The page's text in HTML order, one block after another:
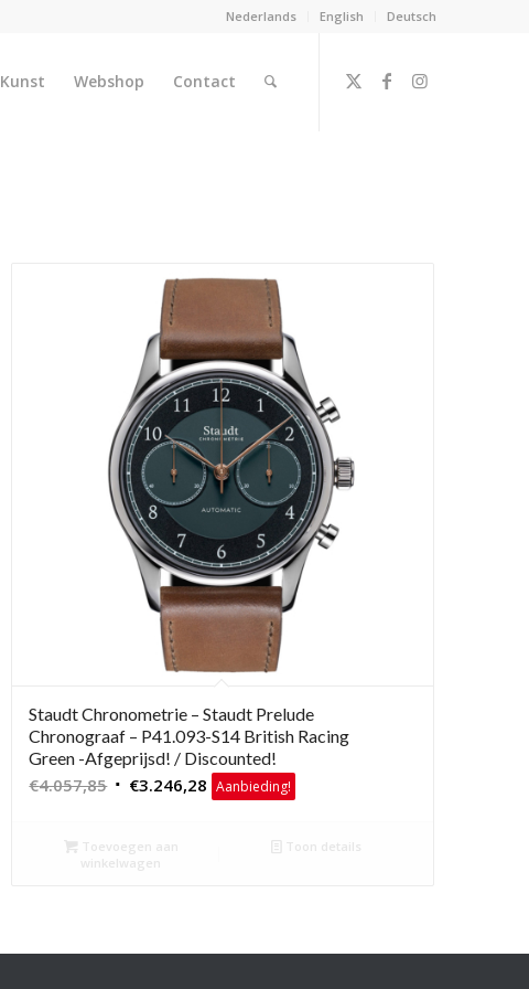
Nederlands English Deutsch
Kunst Webshop Contact
Staudt Chronometrie – Staudt Prelude
Chronograaf – P41.093-S14 British Racing
Green -Afgeprijsd! / Discounted!
€4.057,85 Oorspronkelijke
€4.057,85.
€3.246,28 Huidige
prijs
€3.246,28.
Aanbieding!
Toevoegen aan
winkelwagen
Toon details